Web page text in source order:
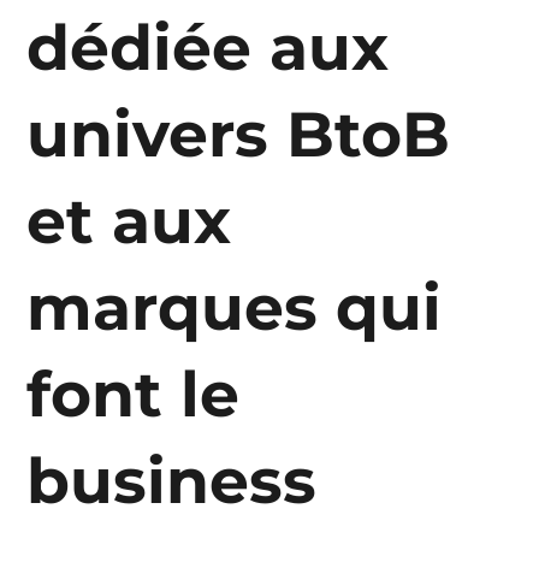
dédiée aux
univers BtoB
et aux
marques qui
font le
business